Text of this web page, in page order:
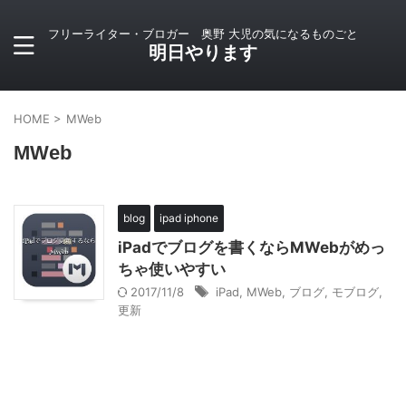
フリーライター・ブロガー 奥野 大児の気になるものごと
明日やります
HOME > MWeb
MWeb
blog ipad iphone
iPadでブログを書くならMWebがめっ
ちゃ使いやすい
2017/11/8 iPad MWeb ブログ モブログ
更新